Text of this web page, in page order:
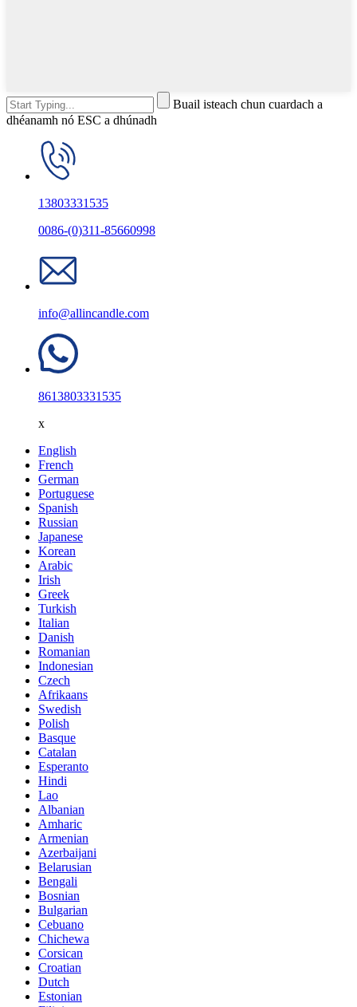
Buail isteach chun cuardach a
dhéanamh nó ESC a dhúnadh
13803331535
0086-(0)311-85660998
info@allincandle.com
8613803331535
x
English
French
German
Portuguese
Spanish
Russian
Japanese
Korean
Arabic
Irish
Greek
Turkish
Italian
Danish
Romanian
Indonesian
Czech
Afrikaans
Swedish
Polish
Basque
Catalan
Esperanto
Hindi
Lao
Albanian
Amharic
Armenian
Azerbaijani
Belarusian
Bengali
Bosnian
Bulgarian
Cebuano
Chichewa
Corsican
Croatian
Dutch
Estonian